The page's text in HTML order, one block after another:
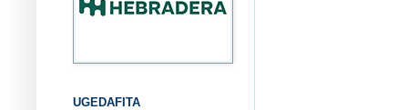
UGEDAFITA